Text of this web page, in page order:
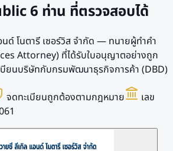
6 ท่าน ที่ตรวจสอบได้
ด์ โนตารี เซอร์วิส จำกัด — ทนายผู้ทำคำ
Attorney) ที่ได้รับใบอนุญาตอย่างถูก
ยนบริษัทกับกรมพัฒนาธุรกิจการค้า (DBD)
จดทะเบียนถูกต้องตามกฎหมาย
เลข